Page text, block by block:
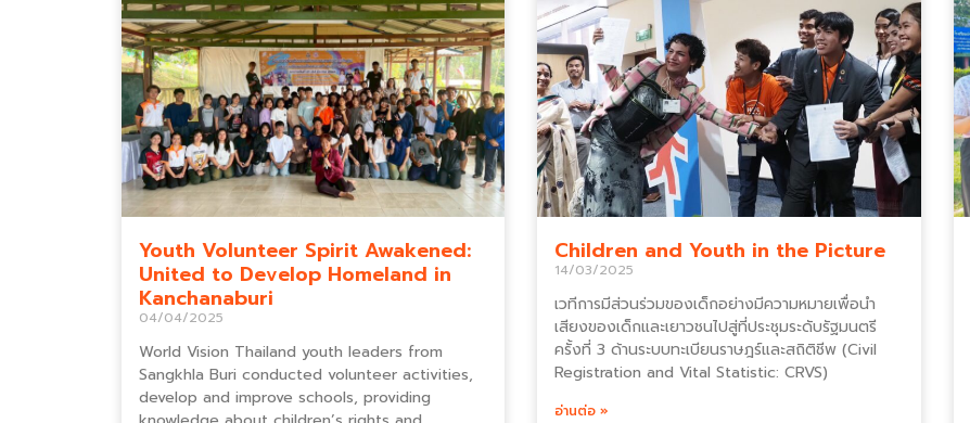
Youth Volunteer Spirit Awakened:
United to Develop Homeland in
Kanchanaburi
04/04/2025
World Vision Thailand youth leaders from
Sangkhla Buri conducted volunteer activities,
develop and improve schools, providing
Children and Youth in the Picture
14/03/2025
เวทีการมีส่วนร่วมของเด็กอย่างมีความหมายเพื่อนำ
เสียงของเด็กและเยาวชนไปสู่ที่ประชุมระดับรัฐมนตรี
ครั้งที่ 3 ด้านระบบทะเบียนราษฎร์และสถิติชีพ (Civil
Registration and Vital Statistic: CRVS)
อ่านต่อ »